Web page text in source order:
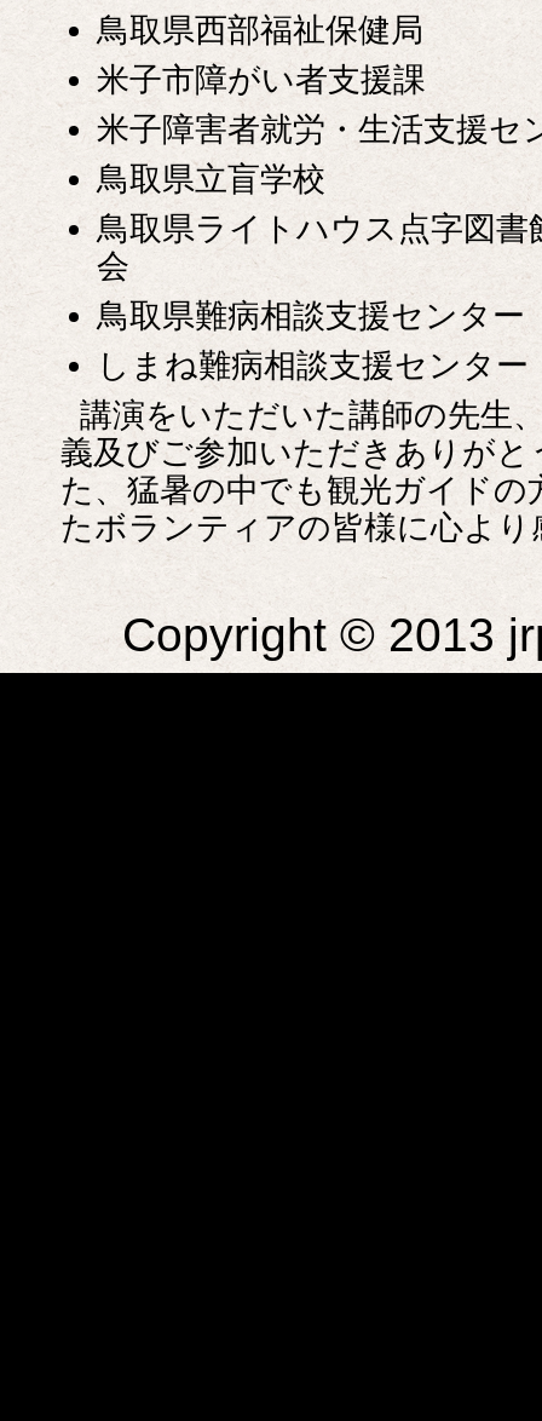
鳥取県西部福祉保健局
米子市障がい者支援課
米子障害者就労・生活支援セ
鳥取県立盲学校
鳥取県ライトハウス点字図書
会
鳥取県難病相談支援センター
しまね難病相談支援センター
講演をいただいた講師の先生
義及びご参加いただきありが
た、猛暑の中でも観光ガイド
たボランティアの皆様に心よ
Copyright © 2013